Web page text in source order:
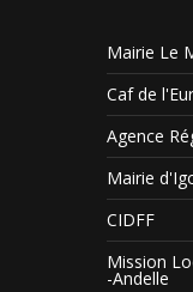
Mairie Le
Caf de
Agence
Mairie
CIDFF
Mission
-Andelle